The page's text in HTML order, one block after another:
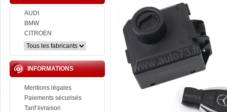
AUDI
BMW
CITROEN
INFORMATIONS
Mentions légales
Paiements sécurisés
Tarif livraison